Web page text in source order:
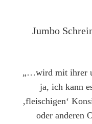
Jumbo
„…wird mit ihrer
ja, ich kann
‚fleischigen‘
oder anderen